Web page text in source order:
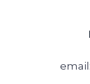
email: